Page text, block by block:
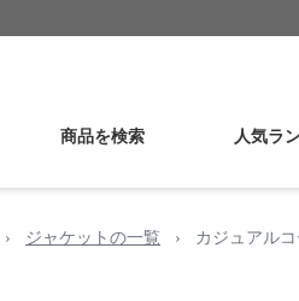
商品を検索 人気ラ
› ジャケットの一覧 › カジュアル